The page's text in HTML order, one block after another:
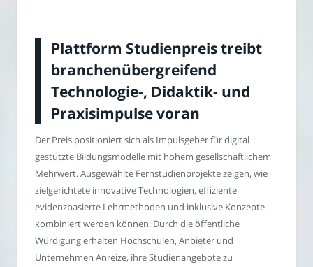
Plattform Studienpreis treibt
branchenübergreifend
Technologie-, Didaktik- und
Praxisimpulse voran
Der Preis positioniert sich als Impulsgeber für digital
gestützte Bildungsmodelle mit hohem gesellschaftlichem
Mehrwert. Ausgewählte Fernstudienprojekte zeigen, wie
zielgerichtete innovative Technologien, effiziente
evidenzbasierte Lehrmethoden und inklusive Konzepte
kombiniert werden können. Durch die öffentliche
Würdigung erhalten Hochschulen, Anbieter und
Unternehmen Anreize, ihre Studienangebote zu